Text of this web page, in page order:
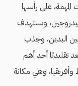
على رأسها
وتستهدف
البدين، وجذب
تقليديًا أحد أهم
وأفريقيا، وهي مكانة